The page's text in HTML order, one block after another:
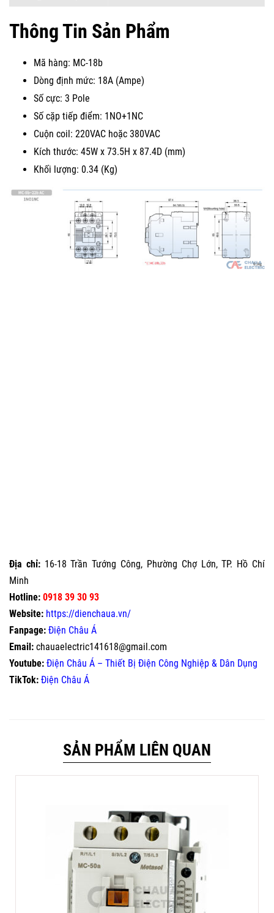
Thông Tin Sản Phẩm
Mã hàng: MC-18b
Dòng định mức: 18A (Ampe)
Số cực: 3 Pole
Số cặp tiếp điểm: 1NO+1NC
Cuộn coil: 220VAC hoặc 380VAC
Kích thước: 45W x 73.5H x 87.4D (mm)
Khối lượng: 0.34 (Kg)
Địa chỉ:16-18 Trần Tướng Công, Phường Chợ Lớn, TP. Hồ Chí
Minh
Hotline: 0918 39 30 93
Website: https://dienchaua.vn/
Fanpage: Điện Châu Á
Email: chauaelectric141618@gmail.com
Youtube: Điện Châu Á – Thiết Bị Điện Công Nghiệp & Dân Dụng
TikTok: Điện Châu Á
SẢN PHẨM LIÊN QUAN